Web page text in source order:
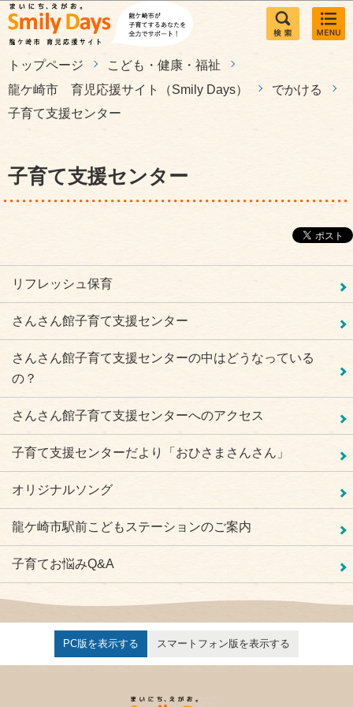
このページの本文へ移動
トップページ
こども・健康・福祉
龍ケ崎市 育児応援サイト（Smily Days）
でかける
子育て支援センター
子育て支援センター
リフレッシュ保育
さんさん館子育て支援センター
さんさん館子育て支援センターの中はどうなっている
の？
さんさん館子育て支援センターへのアクセス
子育て支援センターだより「おひさまさんさん」
オリジナルソング
龍ケ崎市駅前こどもステーションのご案内
子育てお悩みQ&A
PC版を表示する スマートフォン版を表示する